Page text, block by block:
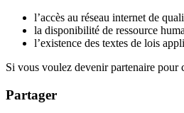
l’accès au réseau internet de
la disponibilité de ressource
l’existence des textes de lois
Si vous voulez devenir partenaire pour
Partager